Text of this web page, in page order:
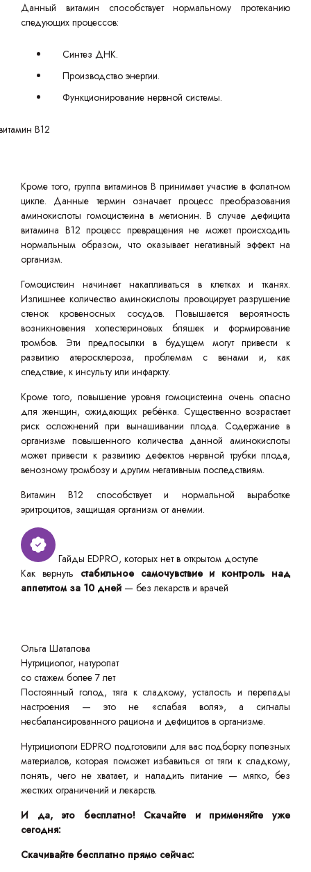
Данный витамин способствует нормальному протеканию
следующих процессов:
Синтез ДНК.
Производство энергии.
Функционирование нервной системы.
Кроме того, группа витаминов B принимает участие в фолатном
цикле. Данные термин означает процесс преобразования
аминокислоты гомоцистеина в метионин. В случае дефицита
витамина B12 процесс превращения не может происходить
нормальным образом, что оказывает негативный эффект на
организм.
Гомоцистеин начинает накапливаться в клетках и тканях.
Излишнее количество аминокислоты провоцирует разрушение
стенок кровеносных сосудов. Повышается вероятность
возникновения холестериновых бляшек и формирование
тромбов. Эти предпосылки в будущем могут привести к
развитию атеросклероза, проблемам с венами и, как
следствие, к инсульту или инфаркту.
Кроме того, повышение уровня гомоцистеина очень опасно
для женщин, ожидающих ребёнка. Существенно возрастает
риск осложнений при вынашивании плода. Содержание в
организме повышенного количества данной аминокислоты
может привести к развитию дефектов нервной трубки плода,
венозному тромбозу и другим негативным последствиям.
Витамин B12 способствует и нормальной выработке
эритроцитов, защищая организм от анемии.
Гайды EDPRO, которых нет в открытом доступе
Как вернуть стабильное самочувствие и контроль над
аппетитом за 10 дней — без лекарств и врачей
Ольга Шаталова
Нутрициолог, натуропат
со стажем более 7 лет
Постоянный голод, тяга к сладкому, усталость и перепады
настроения — это не «слабая воля», а сигналы
несбалансированного рациона и дефицитов в организме.
Нутрициологи EDPRO подготовили для вас подборку полезных
материалов, которая поможет избавиться от тяги к сладкому,
понять, чего не хватает, и наладить питание — мягко, без
жестких ограничений и лекарств.
И да, это бесплатно! Скачайте и применяйте уже
сегодня:
Скачивайте бесплатно прямо сейчас: